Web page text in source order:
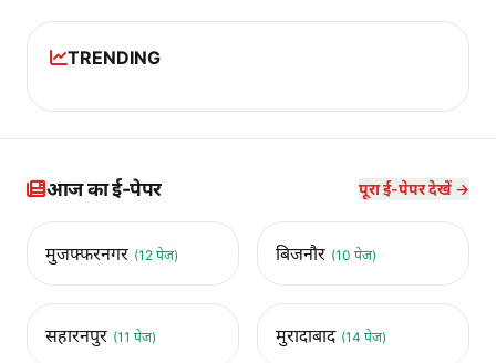
TRENDING
आज का ई-पेपर पूरा ई-पेपर देखें →
मुजफ्फरनगर (12 पेज) बिजनौर (10 पेज)
सहारनपुर (11 पेज) मुरादाबाद (14 पेज)